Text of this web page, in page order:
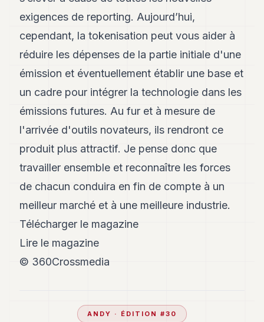
exigences de reporting. Aujourd’hui,
cependant, la tokenisation peut vous aider à
réduire les dépenses de la partie initiale d'une
émission et éventuellement établir une base et
un cadre pour intégrer la technologie dans les
émissions futures. Au fur et à mesure de
l'arrivée d'outils novateurs, ils rendront ce
produit plus attractif. Je pense donc que
travailler ensemble et reconnaître les forces
de chacun conduira en fin de compte à un
meilleur marché et à une meilleure industrie.
Télécharger le magazine
Lire le magazine
© 360Crossmedia
ANDY · ÉDITION #30